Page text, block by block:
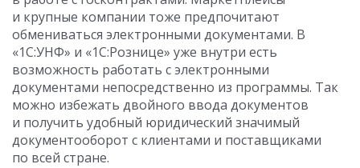
и крупные компании тоже предпочитают
обмениваться электронными документами. В
«1С:УНФ» и «1С:Рознице» уже внутри есть
возможность работать с электронными
документами непосредственно из программы. Так
можно избежать двойного ввода документов
и получить удобный юридический значимый
документооборот с клиентами и поставщиками
по всей стране.